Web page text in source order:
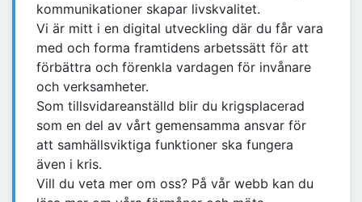
kommunikationer skapar livskvalitet.
Vi är mitt i en digital utveckling där du får vara
med och forma framtidens arbetssätt för att
förbättra och förenkla vardagen för invånare
och verksamheter.
Som tillsvidareanställd blir du krigsplacerad
som en del av vårt gemensamma ansvar för
att samhällsviktiga funktioner ska fungera
även i kris.
Vill du veta mer om oss? På vår webb kan du